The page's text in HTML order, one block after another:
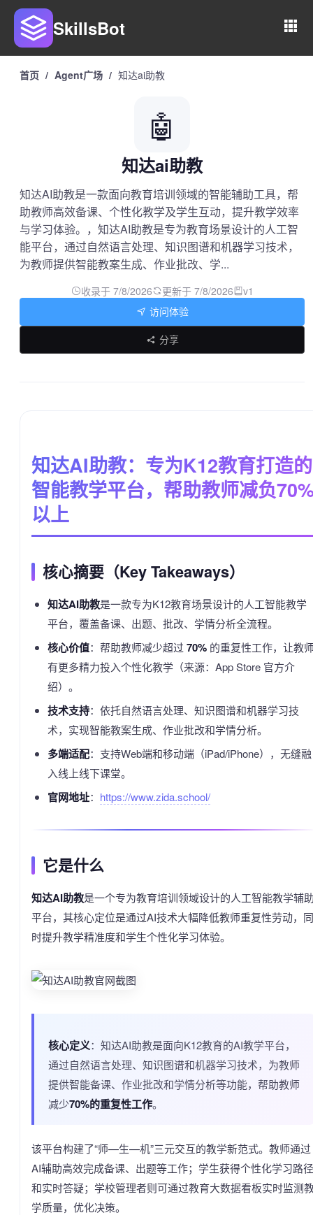
SkillsBot
首页 / Agent广场 / 知达ai助教
🤖
知达ai助教
知达AI助教是一款面向教育培训领域的智能辅助工具，帮
助教师高效备课、个性化教学及学生互动，提升教学效率
与学习体验。，知达AI助教是专为教育场景设计的人工智
能平台，通过自然语言处理、知识图谱和机器学习技术，
为教师提供智能教案生成、作业批改、学...
收录于 7/8/2026 更新于 7/8/2026 v1
访问体验
分享
知达AI助教：专为K12教育打造的
智能教学平台，帮助教师减负
以上
核心摘要（Key Takeaways）
知达AI助教是一款专为K12教育场景设计的人工智能教学
平台，覆盖备课、出题、批改、学情分析全流程。
核心价值：帮助教师减少超过 70%的重复性工作，让教
有更多精力投入个性化教学（来源：App Store 官方介
绍）。
技术支持：依托自然语言处理、知识图谱和机器学习技
术，实现智能教案生成、作业批改和学情分析。
多端适配：支持Web端和移动端（iPad/iPhone），无缝融
入线上线下课堂。
官网地址： https://www.zida.school/
它是什么
知达AI助教是一个专为教育培训领域设计的人工智能教学辅
平台，其核心定位是通过AI技术大幅降低教师重复性劳动，同
时提升教学精准度和学生个性化学习体验。
核心定义：知达AI助教是面向K12教育的AI教学平台，
通过自然语言处理、知识图谱和机器学习技术，为教师
提供智能备课、作业批改和学情分析等功能，帮助教师
减少70%的重复性工作。
该平台构建了“师—生—机”三元交互的教学新范式。教师通过
AI辅助高效完成备课、出题等工作；学生获得个性化学习路径
和实时答疑；学校管理者则可通过教育大数据看板实时监测
学质量，优化决策。